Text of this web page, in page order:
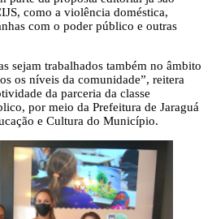
como a violência doméstica,
com o poder público e outras
sejam trabalhados também no âmbito
os níveis da comunidade”, reitera
da parceria da classe
por meio da Prefeitura de Jaraguá
e Cultura do Município.